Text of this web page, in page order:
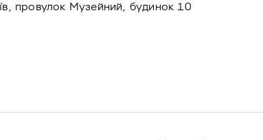
провулок Музейний, будинок 10